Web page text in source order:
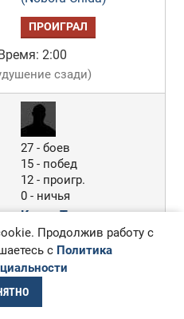
ПРОИГРАЛ
2:00
сзади)
27 - боев
15 - побед
12 - проигр.
0 - ничья
Кента Такизава
(Kenta Takizawa)
ПРОИГРАЛ
2:25
и рычаг локтя
Продолжив работу с
с Политика